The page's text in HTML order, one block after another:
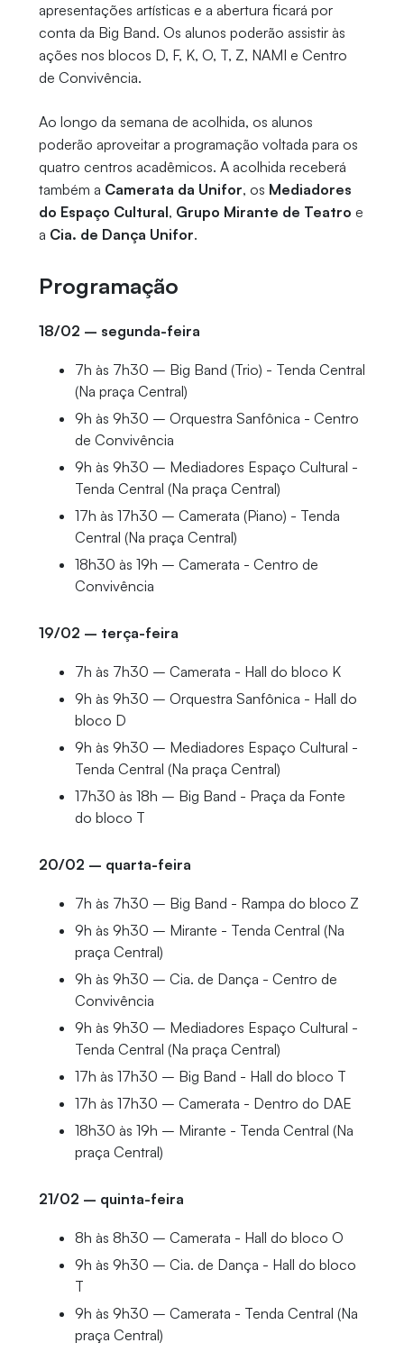
apresentações artísticas e a abertura ficará por
conta da Big Band. Os alunos poderão assistir às
ações nos blocos D, F, K, O, T, Z, NAMI e Centro
de Convivência.
Ao longo da semana de acolhida, os alunos
poderão aproveitar a programação voltada para os
quatro centros acadêmicos. A acolhida receberá
também a Camerata da Unifor, os Mediadores
do Espaço Cultural, Grupo Mirante de Teatro e
a Cia. de Dança Unifor.
Programação
18/02 – segunda-feira
7h às 7h30 – Big Band (Trio) - Tenda Central
(Na praça Central)
9h às 9h30 – Orquestra Sanfônica - Centro
de Convivência
9h às 9h30 – Mediadores Espaço Cultural -
Tenda Central (Na praça Central)
17h às 17h30 – Camerata (Piano) - Tenda
Central (Na praça Central)
18h30 às 19h – Camerata - Centro de
Convivência
19/02 – terça-feira
7h às 7h30 – Camerata - Hall do bloco K
9h às 9h30 – Orquestra Sanfônica - Hall do
bloco D
9h às 9h30 – Mediadores Espaço Cultural -
Tenda Central (Na praça Central)
17h30 às 18h – Big Band - Praça da Fonte
do bloco T
20/02 – quarta-feira
7h às 7h30 – Big Band - Rampa do bloco Z
9h às 9h30 – Mirante - Tenda Central (Na
praça Central)
9h às 9h30 – Cia. de Dança - Centro de
Convivência
9h às 9h30 – Mediadores Espaço Cultural -
Tenda Central (Na praça Central)
17h às 17h30 – Big Band - Hall do bloco T
17h às 17h30 – Camerata - Dentro do DAE
18h30 às 19h – Mirante - Tenda Central (Na
praça Central)
21/02 – quinta-feira
8h às 8h30 – Camerata - Hall do bloco O
9h às 9h30 – Cia. de Dança - Hall do bloco
T
9h às 9h30 – Camerata - Tenda Central (Na
praça Central)